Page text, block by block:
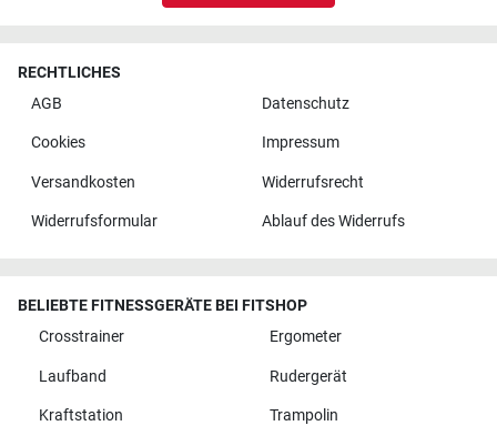
RECHTLICHES
AGB
Datenschutz
Cookies Impressum
Versandkosten Widerrufsrecht
Widerrufsformular Ablauf des Widerrufs
BELIEBTE FITNESSGERÄTE BEI FITSHOP
Crosstrainer
Ergometer
Laufband Rudergerät
Kraftstation Trampolin